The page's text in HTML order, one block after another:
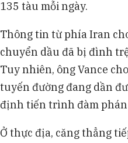
135 tàu mỗi ngày.
Thông tin từ phía Iran
chuyển dầu đã bị đình
Tuy nhiên, ông Vance
tuyến đường đang dần
định tiến trình đàm phán
Ở thực địa, căng thẳng